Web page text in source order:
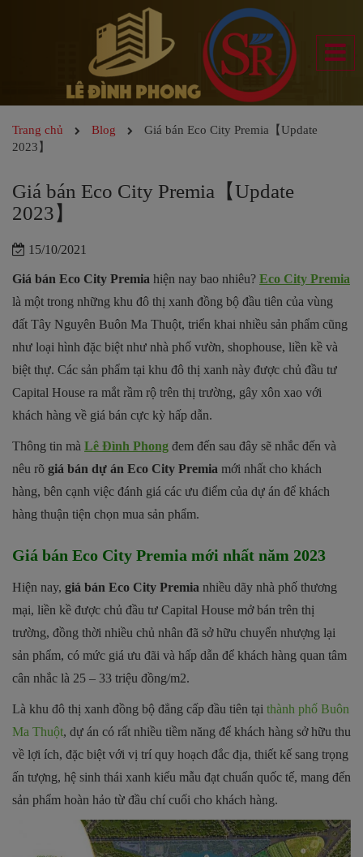
Trang chủ Blog
Giá bán Eco City Premia【Update
2023】
Giá bán Eco City Premia【Update
2023】
15/10/2021
Giá bán Eco City Premia hiện nay bao nhiêu? Eco City Premia
là một trong những khu đô thị xanh đồng bộ đầu tiên của vùng
đất Tây Nguyên Buôn Ma Thuột, triển khai nhiều sản phẩm cũng
như loại hình đặc biệt như nhà phố vườn, shophouse, liền kề và
biệt thự. Các sản phẩm tại khu đô thị xanh này được chủ đầu tư
Capital House ra mắt rầm rộ trên thị trường, gây xôn xao với
khách hàng về giá bán cực kỳ hấp dẫn.
Thông tin mà Lê Đình Phong đem đến sau đây sẽ nhắc đến và
nêu rõ giá bán dự án Eco City Premia mới nhất cho khách
hàng, bên cạnh việc đánh giá các ưu điểm của dự án để khách
hàng thuận tiện chọn mua sản phẩm.
Giá bán Eco City Premia mới nhất năm 2023
Hiện nay, giá bán Eco City Premia nhiều dãy nhà phố thương
mại, liền kề được chủ đầu tư Capital House mở bán trên thị
trường, đồng thời nhiều chủ nhân đã sở hữu chuyển nhượng lại
sản phẩm, có mức giá ưu đãi và hấp dẫn để khách hàng quan tâm
cân nhắc là 25 – 33 triệu đồng/m2.
Là khu đô thị xanh đồng bộ đẳng cấp đầu tiên tại thành phố Buôn
Ma Thuột, dự án có rất nhiều tiềm năng để khách hàng sở hữu thu
về lợi ích, đặc biệt với vị trí quy hoạch đắc địa, thiết kế sang trọng
ấn tượng, hệ sinh thái xanh kiểu mẫu đạt chuẩn quốc tế, mang đến
sản phẩm hoàn hảo từ đầu chí cuối cho khách hàng.